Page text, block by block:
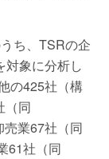
ち、TSRの企
対象に分析し
の425社（構
（同
業67社（同
61社（同